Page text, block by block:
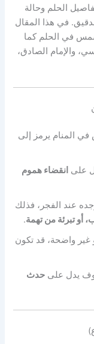
الحلم وحالة
في هذا المقال
في الحلم كما
والإمام الصادق،
المنام يرمز إلى
على انقضاء هموم
عند الفجر، فذلك
أو تبرئة من تهمة.
واضحة، قد تكون
يدل علىحدث